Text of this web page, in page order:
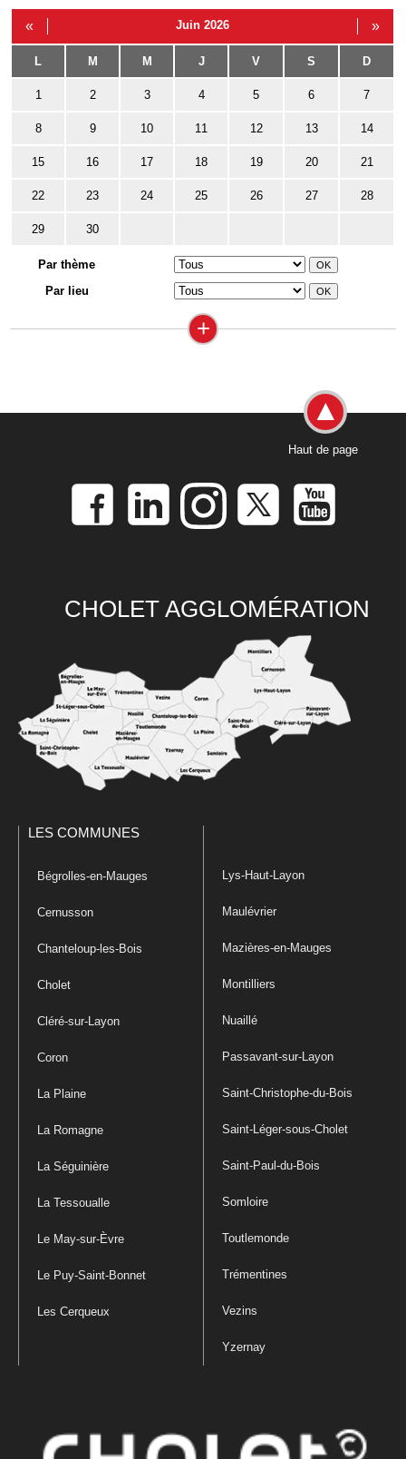
« Juin 2026 »
L M M J V S D
1 2 3 4 5 6 7
8 9 10 11 12 13 14
15 16 17 18 19 20 21
22 23 24 25 26 27 28
29 30
Par thème
Par lieu
+
Haut de page
CHOLET AGGLOMÉRATION
LES COMMUNES
Bégrolles-en-Mauges
Cernusson
Chanteloup-les-Bois
Cholet
Cléré-sur-Layon
Coron
La Plaine
La Romagne
La Séguinière
La Tessoualle
Le May-sur-Èvre
Le Puy-Saint-Bonnet
Les Cerqueux
Lys-Haut-Layon
Maulévrier
Mazières-en-Mauges
Montilliers
Nuaillé
Passavant-sur-Layon
Saint-Christophe-du-Bois
Saint-Léger-sous-Cholet
Saint-Paul-du-Bois
Somloire
Toutlemonde
Trémentines
Vezins
Yzernay